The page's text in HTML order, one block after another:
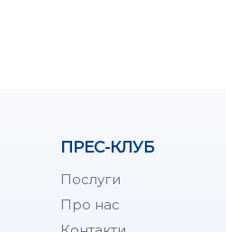
ПРЕС-КЛУБ
Послуги
Про нас